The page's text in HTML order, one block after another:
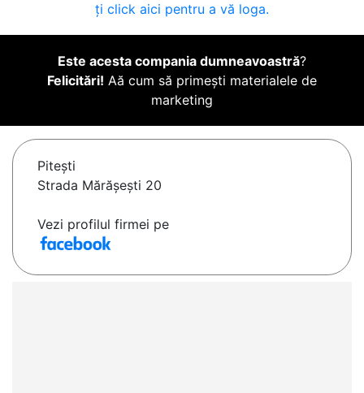
ți click aici pentru a vă loga.
Este acesta compania dumneavoastră?
Felicitări! Aă cum să primești materialele de
marketing
Piteşti
Strada Mărășești 20
Vezi profilul firmei pe